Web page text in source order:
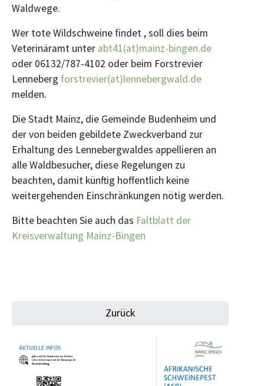
Waldwege.
Wer tote Wildschweine findet , soll dies beim
Veterinäramt unter abt41(at)mainz-bingen.de
oder 06132/787-4102 oder beim Forstrevier
Lenneberg forstrevier(at)lennebergwald.de
melden.
Die Stadt Mainz, die Gemeinde Budenheim und
der von beiden gebildete Zweckverband zur
Erhaltung des Lennebergwaldes appellieren an
alle Waldbesucher, diese Regelungen zu
beachten, damit künftig hoffentlich keine
weitergehenden Einschränkungen nötig werden.
Bitte beachten Sie auch das Faltblatt der
Kreisverwaltung Mainz-Bingen
Zurück